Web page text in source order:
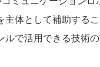
主体として補助する
で活用できる技術